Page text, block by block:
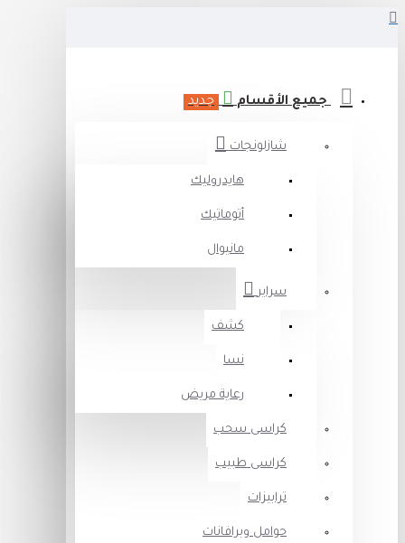
جميع الأقسام جديد
شازلونجات
هايدروليك
أتوماتيك
مانيوال
كشف
رعاية مريض
كراسى سحب
كراسى طبيب
ترابيزات
حوامل وبرافانات